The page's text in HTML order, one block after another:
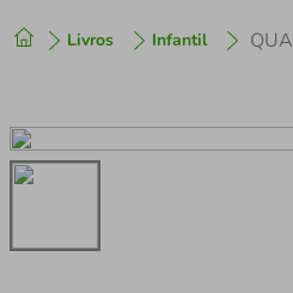
Livros Infantil
2º cafeteira